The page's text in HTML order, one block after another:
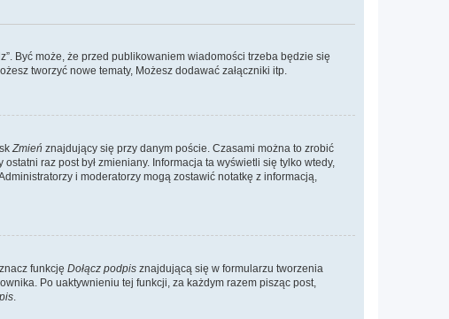
Być może, że przed publikowaniem wiadomości trzeba będzie się
tworzyć nowe tematy, Możesz dodawać załączniki itp.
Zmień znajdujący się przy danym poście. Czasami można to zrobić
raz post był zmieniany. Informacja ta wyświetli się tylko wtedy,
i moderatorzy mogą zostawić notatkę z informacją,
funkcję Dołącz podpis znajdującą się w formularzu tworzenia
Po uaktywnieniu tej funkcji, za każdym razem pisząc post,
.